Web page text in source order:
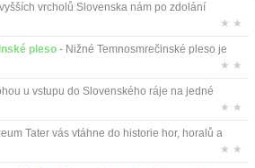
vrcholů Slovenska nám po zdolání
★ ★
pleso - Nižné Temnosmrečinské pleso je
★ ★
u vstupu do Slovenského ráje na jedné
★ ★
Tater vás vtáhne do historie hor, horalů a
★ ★